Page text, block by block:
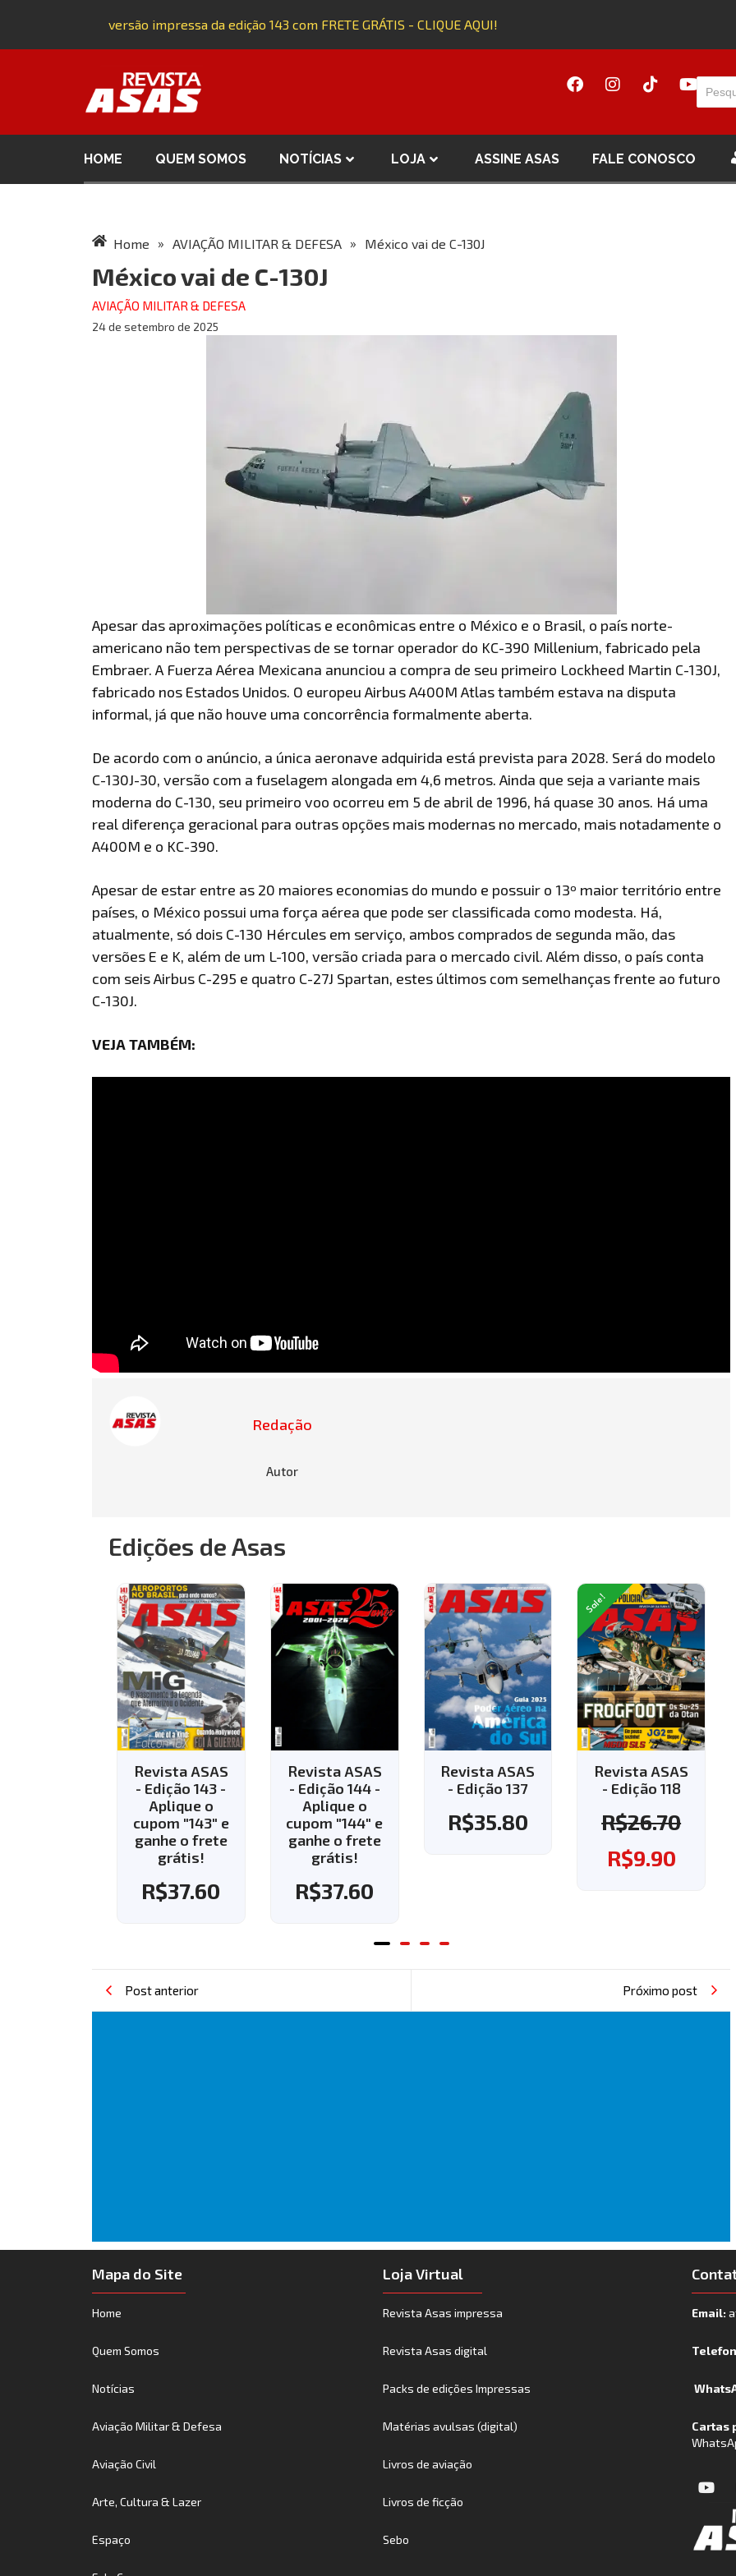
Adquira a versão impressa da edição 143 com FRETE GRÁTIS - CLIQUE AQUI!
HOME QUEM SOMOS NOTÍCIAS LOJA ASSINE ASAS FALE CONOSCO
Home » AVIAÇÃO MILITAR & DEFESA » México vai de C-130J
México vai de C-130J
AVIAÇÃO MILITAR & DEFESA
24 de setembro de 2025
Apesar das aproximações políticas e econômicas entre o México e o Brasil, o país norte-
americano não tem perspectivas de se tornar operador do KC-390 Millenium, fabricado pela
Embraer. A Fuerza Aérea Mexicana anunciou a compra de seu primeiro Lockheed Martin C-130J,
fabricado nos Estados Unidos. O europeu Airbus A400M Atlas também estava na disputa
informal, já que não houve uma concorrência formalmente aberta.
De acordo com o anúncio, a única aeronave adquirida está prevista para 2028. Será do modelo
C-130J-30, versão com a fuselagem alongada em 4,6 metros. Ainda que seja a variante mais
moderna do C-130, seu primeiro voo ocorreu em 5 de abril de 1996, há quase 30 anos. Há uma
real diferença geracional para outras opções mais modernas no mercado, mais notadamente o
A400M e o KC-390.
Apesar de estar entre as 20 maiores economias do mundo e possuir o 13º maior território entre
países, o México possui uma força aérea que pode ser classificada como modesta. Há,
atualmente, só dois C-130 Hércules em serviço, ambos comprados de segunda mão, das
versões E e K, além de um L-100, versão criada para o mercado civil. Além disso, o país conta
com seis Airbus C-295 e quatro C-27J Spartan, estes últimos com semelhanças frente ao futuro
C-130J.
VEJA TAMBÉM:
Redação
Autor
Edições de Asas
Revista ASAS
- Edição 144 -
Aplique o
cupom "144" e
ganhe o frete
R$
Revista ASAS
- Edição 137
R$35.80
Sale!
Revista ASAS
- Edição 118
R$26.70
Revista
- Edição 143
cupom "143"
ganhe o
grátis!
Post anterior Próximo post
Mapa do Site
Home
Quem Somos
Notícias
Aviação Militar & Defesa
Aviação Civil
Arte, Cultura & Lazer
Espaço
Loja Virtual
Revista Asas impressa
Revista Asas digital
Packs de edições Impressas
Matérias avulsas (digital)
Livros de aviação
Livros de ficção
Sebo
Email:
Cartas